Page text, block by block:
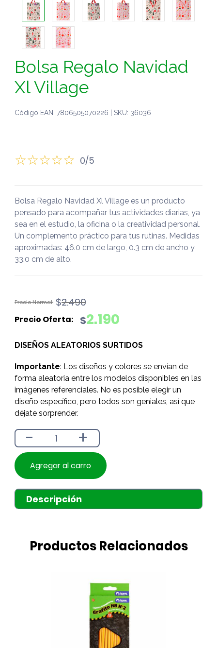
Bolsa Regalo Navidad
Xl Village
Código EAN: 7806505070226 | SKU: 36036
0/5
Bolsa Regalo Navidad Xl Village es un producto
pensado para acompañar tus actividades diarias, ya
sea en el estudio, la oficina o la creatividad personal.
Un complemento práctico para tus rutinas. Medidas
aproximadas: 46.0 cm de largo, 0.3 cm de ancho y
33.0 cm de alto.
$2.490
El
original
$2.490.
$2.190
El
actual
$2.190.
DISEÑOS ALEATORIOS SURTIDOS
Importante: Los diseños y colores se envían de
forma aleatoria entre los modelos disponibles en las
imágenes referenciales. No es posible elegir un
diseño específico, pero todos son geniales, así que
déjate sorprender.
- +
Agregar al carro
Descripción
Productos Relacionados